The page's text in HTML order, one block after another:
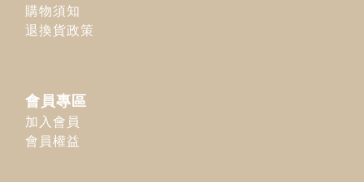
購物須知
退換貨政策
會員專區
加入會員
會員權益